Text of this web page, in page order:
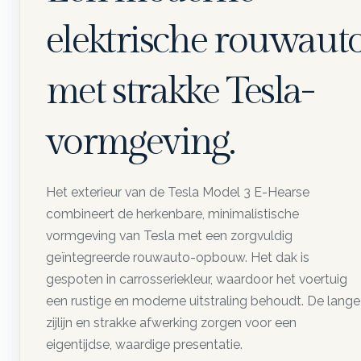
elektrische
met strakke Tesla-
vormgeving.
Het exterieur van de Tesla Model 3 E-Hearse
combineert de herkenbare, minimalistische
vormgeving van Tesla met een zorgvuldig
geïntegreerde rouwauto-opbouw. Het dak is
gespoten in carrosseriekleur, waardoor het voertuig
een rustige en moderne uitstraling behoudt. De lange
zijlijn en strakke afwerking zorgen voor een
eigentijdse, waardige presentatie.